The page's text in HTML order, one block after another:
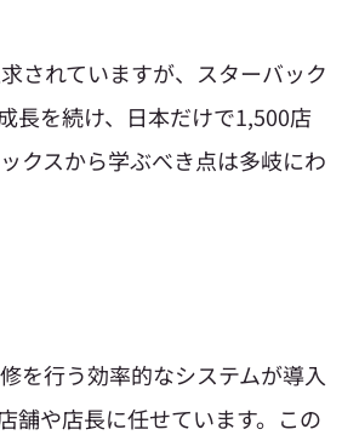
されていますが、スターバック
長を続け、日本だけで1,500店
クスから学ぶべき点は多岐にわ
を行う効率的なシステムが導入
舗や店長に任せています。この